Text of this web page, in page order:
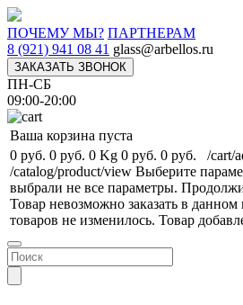
ПОЧЕМУ МЫ? ПАРТНЕРАМ
8 (921) 941 08 41 glass@arbellos.ru
ЗАКАЗАТЬ ЗВОНОК
ПН-СБ
09:00-20:00
Ваша корзина пуста
0 руб. 0 руб. 0 Kg 0 руб. 0 руб. /cart/
/catalog/product/view Выберите
выбрали не все параметры.
Товар невозможно заказать в данном
товаров не изменилось. Товар